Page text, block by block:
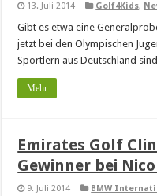
13. Juli 2014 Golf4Kids,
Gibt es etwa eine
jetzt bei den Olympischen
Sportlern aus Deutschland
Mehr
Emirates Golf
Gewinner bei
9. Juli 2014 BMW